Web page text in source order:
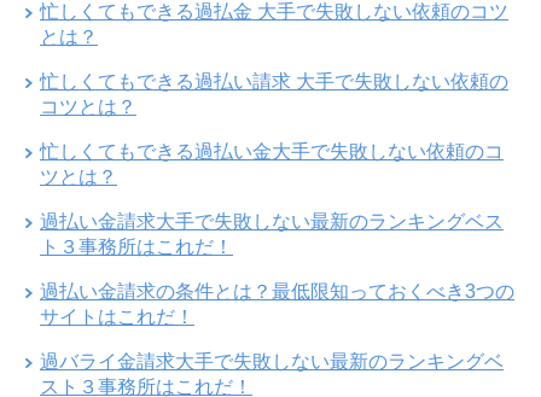
忙しくてもできる過払金 大手で失敗しない依頼のコツ
とは？
忙しくてもできる過払い請求 大手で失敗しない依頼の
コツとは？
忙しくてもできる過払い金大手で失敗しない依頼のコ
ツとは？
過払い金請求大手で失敗しない最新のランキングベス
ト３事務所はこれだ！
過払い金請求の条件とは？最低限知っておくべき3つの
サイトはこれだ！
過バライ金請求大手で失敗しない最新のランキングベ
スト３事務所はこれだ！